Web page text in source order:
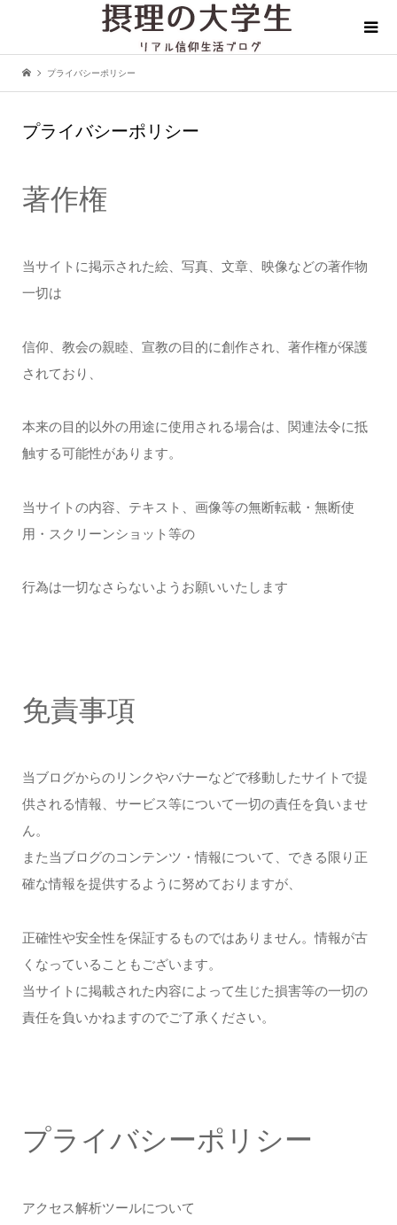
プライバシーポリシー
プライバシーポリシー
著作権
当サイトに掲示された絵、写真、文章、映像などの著作物
一切は
信仰、教会の親睦、宣教の目的に創作され、著作権が保護
されており、
本来の目的以外の用途に使用される場合は、関連法令に抵
触する可能性があります。
当サイトの内容、テキスト、画像等の無断転載・無断使
用・スクリーンショット等の
行為は一切なさらないようお願いいたします
免責事項
当ブログからのリンクやバナーなどで移動したサイトで提
供される情報、サービス等について一切の責任を負いませ
ん。
また当ブログのコンテンツ・情報について、できる限り正
確な情報を提供するように努めておりますが、
正確性や安全性を保証するものではありません。情報が古
くなっていることもございます。
当サイトに掲載された内容によって生じた損害等の一切の
責任を負いかねますのでご了承ください。
プライバシーポリシー
アクセス解析ツールについて